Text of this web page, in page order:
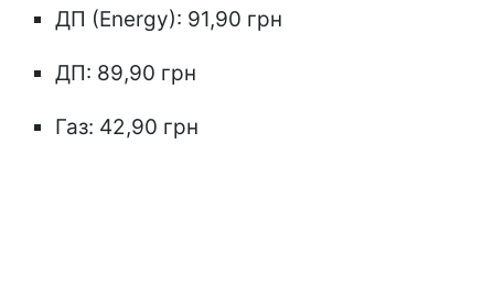
ДП (Energy): 91,90 грн
ДП: 89,90 грн
Газ: 42,90 грн